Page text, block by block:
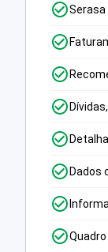
Serasa
Dados